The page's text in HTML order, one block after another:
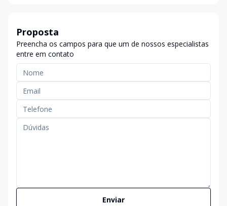
Proposta
Preencha os campos para que um de nossos especialistas
entre em contato
Enviar